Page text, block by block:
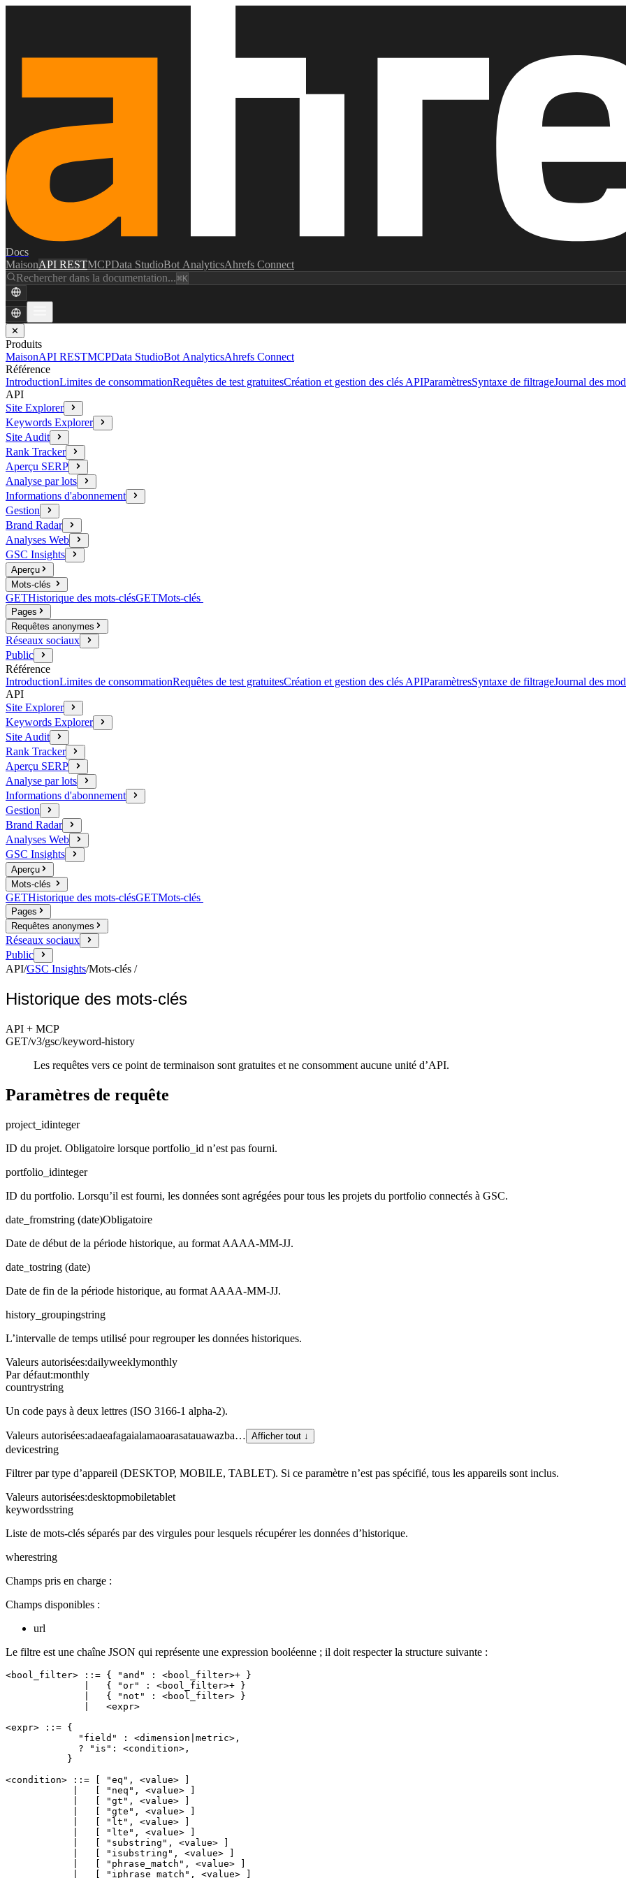
Docs
MaisonAPI RESTMCPData StudioBot AnalyticsAhrefs Connect
Rechercher dans la documentation...⌘K
✕
Produits
MaisonAPI RESTMCPData StudioBot AnalyticsAhrefs Connect
Référence
IntroductionLimites de consommationRequêtes de test gratuitesCréation et gestion des clés APIParamètresSyntaxe de filtrageJournal des
API
Site Explorer
Keywords Explorer
Site Audit
Rank Tracker
Aperçu SERP
Analyse par lots
Informations d'abonnement
Gestion
Brand Radar
Analyses Web
GSC Insights
Aperçu
Mots-clés
GETHistorique des mots-clésGETMots-clés
Pages
Requêtes anonymes
Réseaux sociaux
Public
Référence
IntroductionLimites de consommationRequêtes de test gratuitesCréation et gestion des clés APIParamètresSyntaxe de filtrageJournal des
API
Site Explorer
Keywords Explorer
Site Audit
Rank Tracker
Aperçu SERP
Analyse par lots
Informations d'abonnement
Gestion
Brand Radar
Analyses Web
GSC Insights
Aperçu
Mots-clés
GETHistorique des mots-clésGETMots-clés
Pages
Requêtes anonymes
Réseaux sociaux
Public
API/GSC Insights/Mots-clés /
Historique des mots-clés
API + MCP
GET/v3/gsc/keyword-history
Les requêtes vers ce point de terminaison sont gratuites et ne consomment aucune unité d’API.
Paramètres de requête
project_idinteger
ID du projet. Obligatoire lorsque portfolio_id n’est pas fourni.
portfolio_idinteger
ID du portfolio. Lorsqu’il est fourni, les données sont agrégées pour tous les projets du portfolio connectés à GSC.
date_fromstring (date)Obligatoire
Date de début de la période historique, au format AAAA-MM-JJ.
date_tostring (date)
Date de fin de la période historique, au format AAAA-MM-JJ.
history_groupingstring
L’intervalle de temps utilisé pour regrouper les données historiques.
Valeurs autorisées:dailyweeklymonthly
Par défaut:monthly
countrystring
Un code pays à deux lettres (ISO 3166-1 alpha-2).
Valeurs autorisées:adaeafagaialamaoarasatauawazba… Afficher tout ↓
devicestring
Filtrer par type d’appareil (DESKTOP, MOBILE, TABLET). Si ce paramètre n’est pas spécifié, tous les appareils sont inclus.
Valeurs autorisées:desktopmobiletablet
keywordsstring
Liste de mots-clés séparés par des virgules pour lesquels récupérer les données d’historique.
wherestring
Champs pris en charge :
Champs disponibles :
url
Le filtre est une chaîne JSON qui représente une expression booléenne ; il doit respecter la structure suivante :
<bool_filter> ::= { "and" : <bool_filter>+ }
              |   { "or" : <bool_filter>+ }
              |   { "not" : <bool_filter> }
              |   <expr>
<expr> ::= {
             "field" : <dimension|metric>,
             ? "is": <condition>,
           }
<condition> ::= [ "eq", <value> ]
            |   [ "neq", <value> ]
            |   [ "gt", <value> ]
            |   [ "gte", <value> ]
            |   [ "lt", <value> ]
            |   [ "lte", <value> ]
            |   [ "substring", <value> ]
            |   [ "isubstring", <value> ]
            |   [ "phrase_match", <value> ]
            |   [ "iphrase_match", <value> ]